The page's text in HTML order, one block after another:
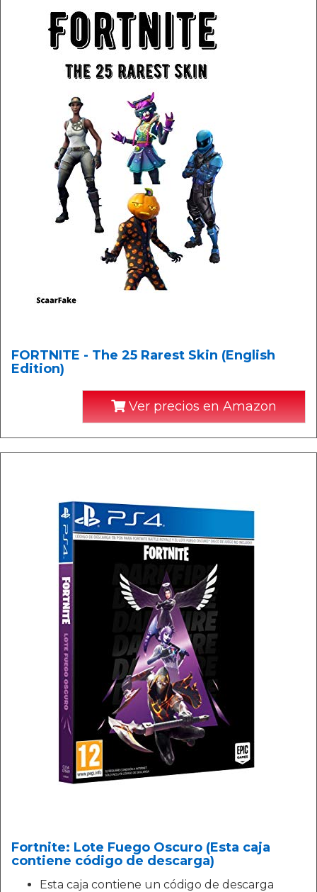
FORTNITE - The 25 Rarest Skin (English
Edition)
Ver precios en Amazon
Fortnite: Lote Fuego Oscuro (Esta caja
contiene código de descarga)
Esta caja contiene un código de descarga